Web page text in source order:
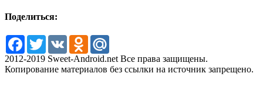
Поделиться:
Facebook
TwitterVK Odnoklassniki
2012-2019 Sweet-Android.net Все права защищены.
Копирование материалов без ссылки на источник запрещено.